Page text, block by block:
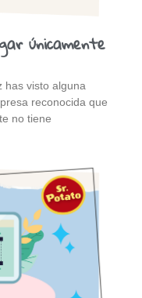
únicamente
has visto alguna
reconocida que
no tiene